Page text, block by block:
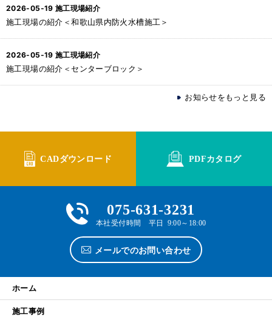
2026-05-19 施工現場紹介
施工現場の紹介＜和歌山県内防火水槽施工＞
2026-05-19 施工現場紹介
施工現場の紹介＜センターブロック＞
お知らせをもっと見る
CADダウンロード PDFカタログ
075-631-3231
本社受付時間 平日 9:00～18:00
メールでのお問い合わせ
ホーム
施工事例